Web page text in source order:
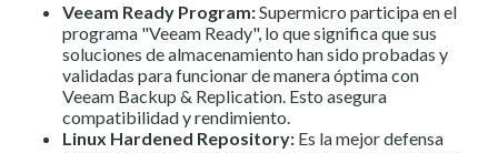
Veeam Ready Program:Supermicro participa en el
programa "Veeam Ready", lo que significa que sus
soluciones de almacenamiento han sido probadas y
validadas para funcionar de manera óptima con
Veeam Backup & Replication. Esto asegura
compatibilidad y rendimiento.
Linux Hardened Repository: Es la mejor defensa